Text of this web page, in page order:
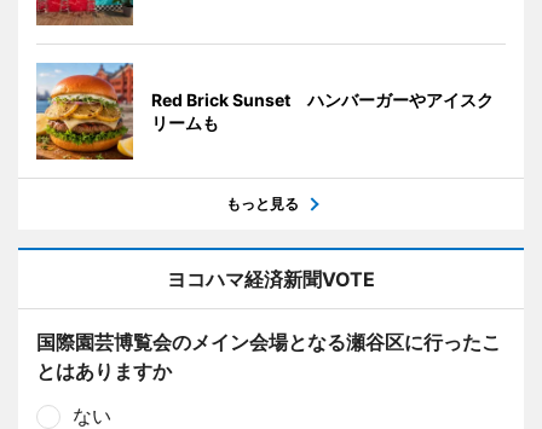
Red Brick Sunset ハンバーガーやアイスク
リームも
もっと見る
ヨコハマ経済新聞VOTE
国際園芸博覧会のメイン会場となる瀬谷区に行ったこ
とはありますか
ない